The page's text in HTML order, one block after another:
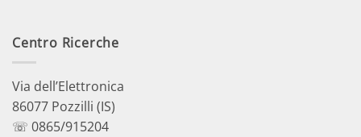
Centro Ricerche
Via dell’Elettronica
86077 Pozzilli (IS)
☏ 0865/915204